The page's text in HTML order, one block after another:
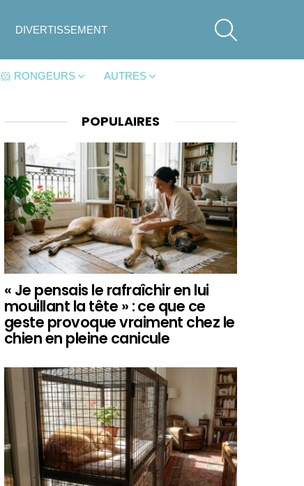
DIVERTISSEMENT
🐹 RONGEURS AUTRES
POPULAIRES
« Je pensais le rafraîchir en lui
mouillant la tête » : ce que ce
geste provoque vraiment chez le
chien en pleine canicule